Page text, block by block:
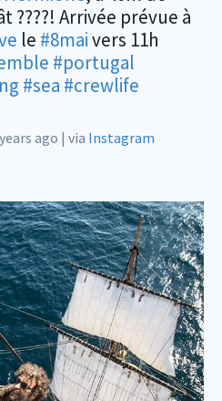
????! Arrivée prévue à
le #8maivers 11h
#portugal
#sea #crewlife
ago | via Instagram